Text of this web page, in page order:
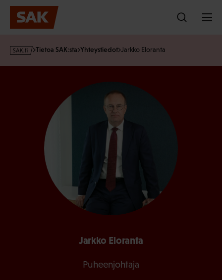
Hyppää
sisältöön
s
Tietoa SAK:sta Yhteystiedot Jarkko Eloranta
Jarkko Eloranta
Puheenjohtaja